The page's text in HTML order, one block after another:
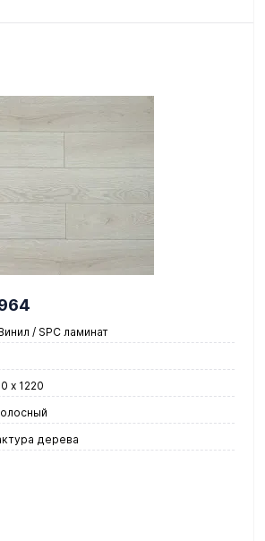
/ SPC ламинат
х 1220
дерева